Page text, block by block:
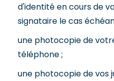
d'identité en cours de
signataire le cas
une photocopie de
téléphone ;
une photocopie de vos